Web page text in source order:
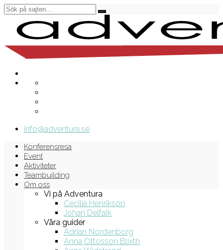
info@adventura.se
Konferensresa
Event
Aktiviteter
Teambuilding
Om oss
Vi på Adventura
Cecilia Henrikson
Johan Delfalk
Våra guider
Adrian Nordenborg
Anna Ottosson Blixth